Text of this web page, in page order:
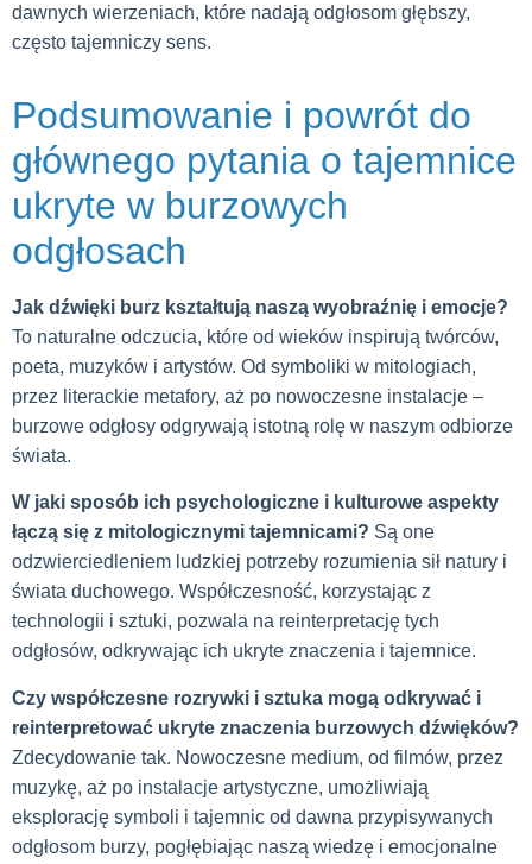
dawnych wierzeniach, które nadają odgłosom głębszy,
często tajemniczy sens.
Podsumowanie i powrót do
głównego pytania o tajemnice
ukryte w burzowych
odgłosach
Jak dźwięki burz kształtują naszą wyobraźnię i emocje?
To naturalne odczucia, które od wieków inspirują twórców,
poeta, muzyków i artystów. Od symboliki w mitologiach,
przez literackie metafory, aż po nowoczesne instalacje –
burzowe odgłosy odgrywają istotną rolę w naszym odbiorze
świata.
W jaki sposób ich psychologiczne i kulturowe aspekty
łączą się z mitologicznymi tajemnicami? Są one
odzwierciedleniem ludzkiej potrzeby rozumienia sił natury i
świata duchowego. Współczesność, korzystając z
technologii i sztuki, pozwala na reinterpretację tych
odgłosów, odkrywając ich ukryte znaczenia i tajemnice.
Czy współczesne rozrywki i sztuka mogą odkrywać i
reinterpretować ukryte znaczenia burzowych dźwięków?
Zdecydowanie tak. Nowoczesne medium, od filmów, przez
muzykę, aż po instalacje artystyczne, umożliwiają
eksplorację symboli i tajemnic od dawna przypisywanych
odgłosom burzy, pogłębiając naszą wiedzę i emocjonalne